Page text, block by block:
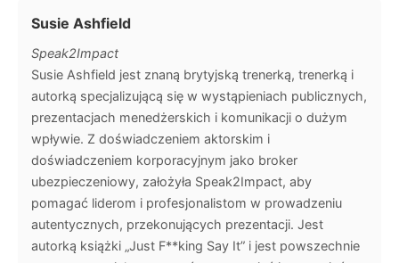
Susie Ashfield
Speak2Impact
Susie Ashfield jest znaną brytyjską trenerką, trenerką i
autorką specjalizującą się w wystąpieniach publicznych,
prezentacjach menedżerskich i komunikacji o dużym
wpływie. Z doświadczeniem aktorskim i
doświadczeniem korporacyjnym jako broker
ubezpieczeniowy, założyła Speak2Impact, aby
pomagać liderom i profesjonalistom w prowadzeniu
autentycznych, przekonujących prezentacji. Jest
autorką książki „Just F**king Say It” i jest powszechnie